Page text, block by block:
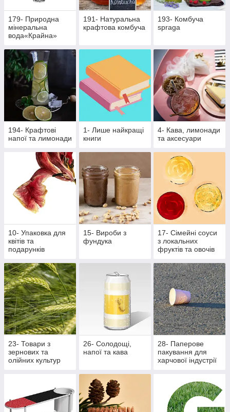
179- Природна
мінеральна
вода«Крайна»
191- Натуральна
крафтова комбуча
193- Комбуча
spraga
194- Крафтові
напої та лимонади
1- Лише найкращі
книги
4- Кава, лимонади
та аксесуари
10- Упаковка для
квітів та
подарунків
15- Вироби з
фундука
17- Сімейні соуси
з локальних
фруктів та овочів
23- Товари з
зернових та
олійних культур
26- Солодощі,
напої та кава
28- Паперове
пакування для
харчової індустрії